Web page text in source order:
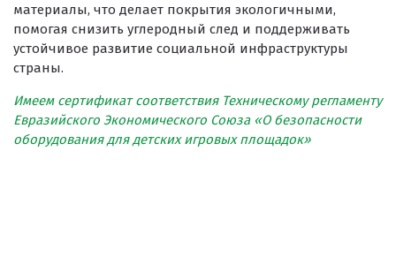
материалы, что делает покрытия экологичными,
помогая снизить углеродный след и поддерживать
устойчивое развитие социальной инфраструктуры
страны.
Имеем сертификат соответствия Техническому регламенту
Евразийского Экономического Союза «О безопасности
оборудования для детских игровых площадок»